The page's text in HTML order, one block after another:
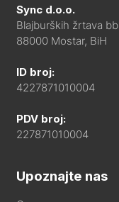
Sync d.o.o.
Blajburških žrtava bb
88000 Mostar, BiH
ID broj:
4227871010004
PDV broj:
227871010004
Upoznajte nas